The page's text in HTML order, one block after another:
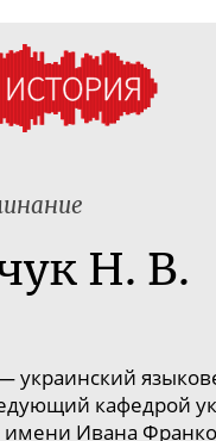
Н. В.
кафедрой
имени Ивана